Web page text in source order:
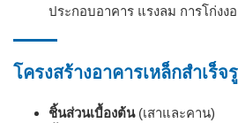
ประกอบอาคาร แรงลม การโก่งง
โครงสร้างอาคารเหล็กสำเร็
ชิ้นส่วนเบื้องต้น(เสาและคาน)